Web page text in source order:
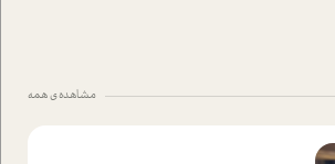
مشاهده ی همه